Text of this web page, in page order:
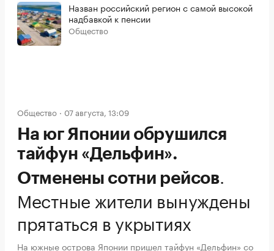
Назван российский регион с самой высокой
надбавкой к пенсии
Общество
Общество 07 августа, 13:09
На юг Японии обрушился
тайфун «Дельфин».
Отменены сотни рейсов.
Местные жители вынуждены
прятаться в укрытиях
На южные острова Японии пришел тайфун «Дельфин» со